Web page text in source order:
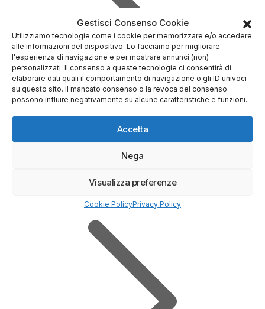
Gestisci Consenso Cookie
Utilizziamo tecnologie come i cookie per memorizzare e/o accedere
alle informazioni del dispositivo. Lo facciamo per migliorare
l'esperienza di navigazione e per mostrare annunci (non)
personalizzati. Il consenso a queste tecnologie ci consentirà di
elaborare dati quali il comportamento di navigazione o gli ID univoci
su questo sito. Il mancato consenso o la revoca del consenso
possono influire negativamente su alcune caratteristiche e funzioni.
Accetta
Nega
Visualizza preferenze
Cookie PolicyPrivacy Policy